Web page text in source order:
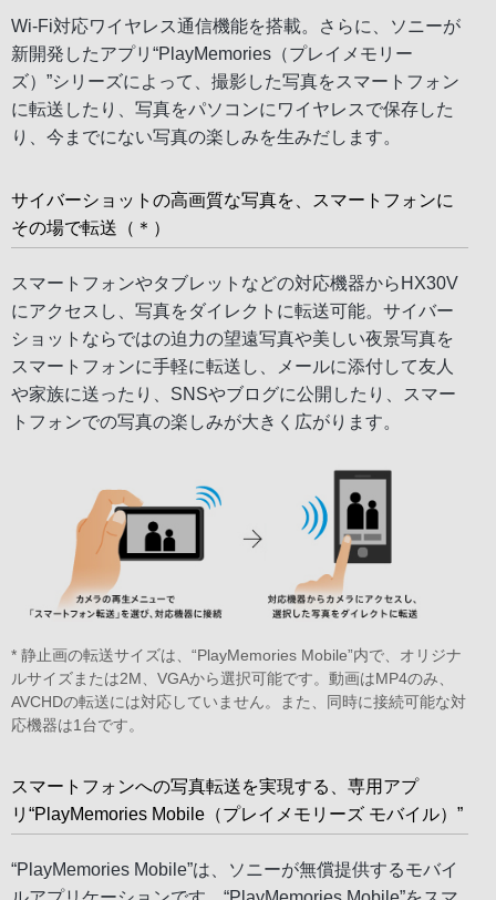
Wi-Fi対応ワイヤレス通信機能を搭載。さらに、ソニーが
新開発したアプリ“PlayMemories（プレイメモリー
ズ）”シリーズによって、撮影した写真をスマートフォン
に転送したり、写真をパソコンにワイヤレスで保存した
り、今までにない写真の楽しみを生みだします。
サイバーショットの高画質な写真を、スマートフォンに
その場で転送（＊）
スマートフォンやタブレットなどの対応機器からHX30V
にアクセスし、写真をダイレクトに転送可能。サイバー
ショットならではの迫力の望遠写真や美しい夜景写真を
スマートフォンに手軽に転送し、メールに添付して友人
や家族に送ったり、SNSやブログに公開したり、スマー
トフォンでの写真の楽しみが大きく広がります。
* 静止画の転送サイズは、“PlayMemories Mobile”内で、オリジナ
ルサイズまたは2M、VGAから選択可能です。動画はMP4のみ、
AVCHDの転送には対応していません。また、同時に接続可能な対
応機器は1台です。
スマートフォンへの写真転送を実現する、専用アプ
リ“PlayMemories Mobile（プレイメモリーズ モバイル）”
“PlayMemories Mobile”は、ソニーが無償提供するモバイ